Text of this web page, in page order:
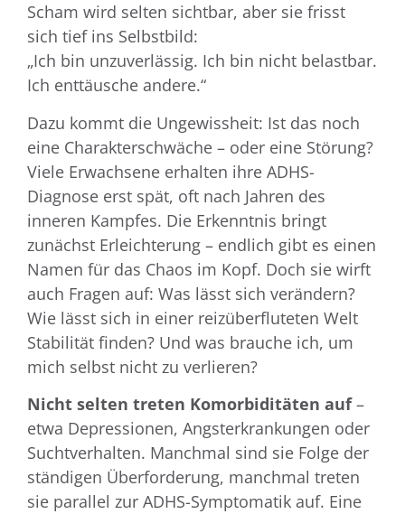
Scham wird selten sichtbar, aber sie frisst
sich tief ins Selbstbild:
„Ich bin unzuverlässig. Ich bin nicht belastbar.
Ich enttäusche andere.“
Dazu kommt die Ungewissheit: Ist das noch
eine Charakterschwäche – oder eine Störung?
Viele Erwachsene erhalten ihre ADHS-
Diagnose erst spät, oft nach Jahren des
inneren Kampfes. Die Erkenntnis bringt
zunächst Erleichterung – endlich gibt es einen
Namen für das Chaos im Kopf. Doch sie wirft
auch Fragen auf: Was lässt sich verändern?
Wie lässt sich in einer reizüberfluteten Welt
Stabilität finden? Und was brauche ich, um
mich selbst nicht zu verlieren?
Nicht selten treten Komorbiditäten auf–
etwa Depressionen, Angsterkrankungen oder
Suchtverhalten. Manchmal sind sie Folge der
ständigen Überforderung, manchmal treten
sie parallel zur ADHS-Symptomatik auf. Eine